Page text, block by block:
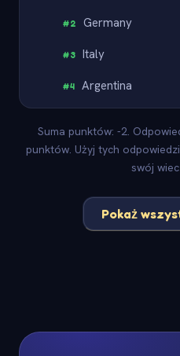
#2 Germany
#3 Italy
#4 Argentina
Suma punktów: -2.
punktów. Użyj tych
swój
Pokaż